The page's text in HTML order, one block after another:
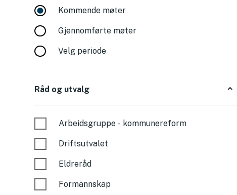
Kommende møter
Gjennomførte møter
Velg periode
Råd og utvalg
Arbeidsgruppe - kommunereform
Driftsutvalet
Eldreråd
Formannskap